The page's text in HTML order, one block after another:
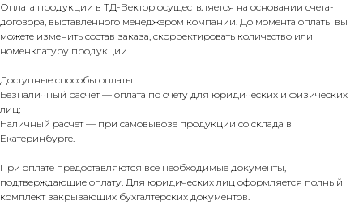
Оплата продукции в ТД-Вектор осуществляется на основании счета-
договора, выставленного менеджером компании. До момента оплаты вы
можете изменить состав заказа, скорректировать количество или
номенклатуру продукции.
Доступные способы оплаты:
Безналичный расчет — оплата по счету для юридических и физических
лиц;
Наличный расчет — при самовывозе продукции со склада в
Екатеринбурге.
При оплате предоставляются все необходимые документы,
подтверждающие оплату. Для юридических лиц оформляется полный
комплект закрывающих бухгалтерских документов.